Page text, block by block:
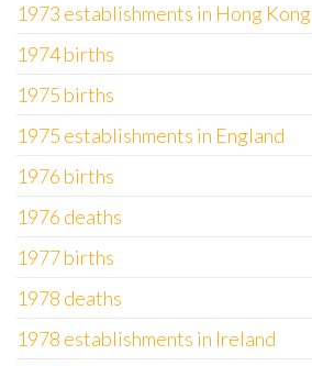
1973 establishments in Hong Kong
1974 births
1975 births
1975 establishments in England
1976 births
1976 deaths
1977 births
1978 deaths
1978 establishments in Ireland